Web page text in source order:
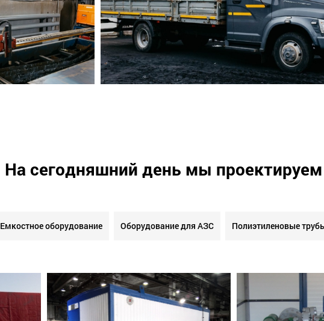
На сегодняшний день мы проектируем
Емкостное оборудование Оборудование для АЗС Полиэтиленовые